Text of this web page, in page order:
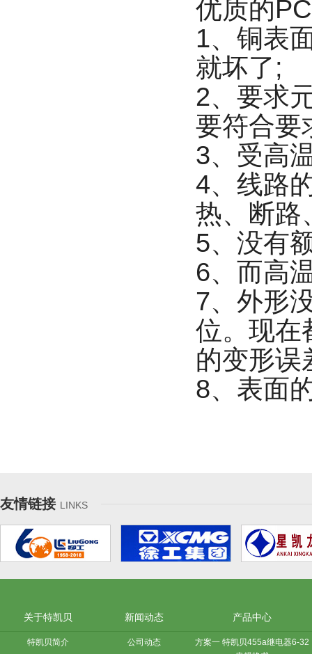
优质的
1、铜表
就坏了;
2、要求
要符合要
3、受高
4、线路
热、断路
5、没有
6、而高
7、外形
位。现在
的变形误
8、表面
友情链接 LINKS
关于特凯贝 新闻动态 产品中心
特凯贝简介 公司动态
方案一 特凯贝455a继电器6-32